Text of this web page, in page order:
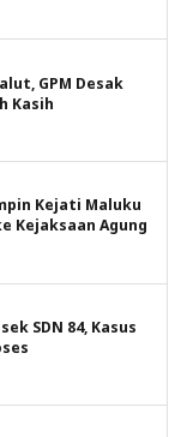
GPM Desak
Kasih
Kejati Maluku
Kejaksaan Agung
SDN 84, Kasus